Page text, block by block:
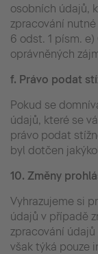
osobních údajů,
zpracování
6 odst. 1 písm.
oprávněných
f. Právo podat
Pokud se
údajů, které se
právo podat
byl dotčen
10. Změny
Vyhrazujeme si
údajů v případě
zpracování
však týká pouze